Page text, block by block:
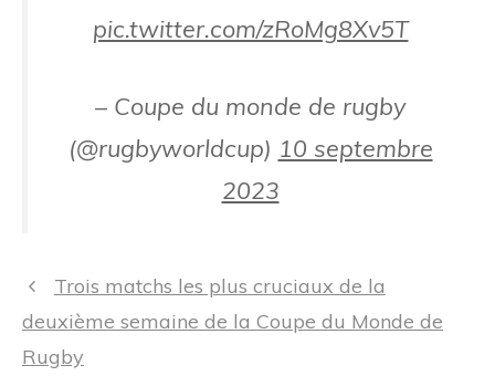
pic.twitter.com/zRoMg8Xv5T
– Coupe du monde de rugby
(@rugbyworldcup) 10 septembre
2023
Navigation
des
Trois matchs les plus cruciaux de la
deuxième semaine de la Coupe du Monde de
Rugby